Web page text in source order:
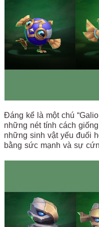
Đáng kể là một chú
những nét tính cách
những sinh vật yếu đuối
bằng sức mạnh và sự